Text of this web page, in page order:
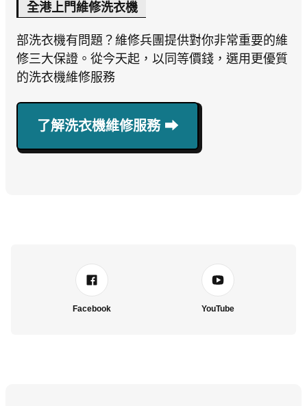
全港上門維修洗衣機
部洗衣機有問題？維修兵團提供對你非常重要的維
修三大保證。從今天起，以同等價錢，選用更優質
的洗衣機維修服務
了解洗衣機維修服務 ⮕
Facebook YouTube